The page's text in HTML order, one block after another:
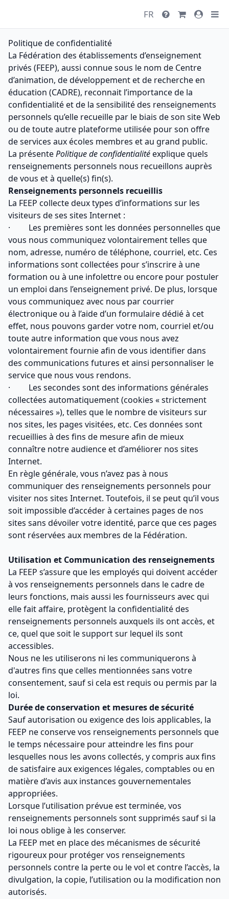
FR
Politique de confidentialité
La Fédération des établissements d’enseignement
privés (FEEP), aussi connue sous le nom de Centre
d’animation, de développement et de recherche en
éducation (CADRE), reconnait l’importance de la
confidentialité et de la sensibilité des renseignements
personnels qu’elle recueille par le biais de son site Web
ou de toute autre plateforme utilisée pour son offre
de services aux écoles membres et au grand public.
La présentePolitique de confidentialitéexplique quels
renseignements personnels nous recueillons auprès
de vous et à quelle(s) fin(s).
Renseignements personnels recueillis
La FEEP collecte deux types d’informations sur les
visiteurs de ses sites Internet :
·
Les premières sont les données personnelles que
vous nous communiquez volontairement telles que
nom, adresse, numéro de téléphone, courriel, etc. Ces
informations sont collectées pour s’inscrire à une
formation ou à une infolettre ou encore pour postuler
un emploi dans l’enseignement privé. De plus, lorsque
vous communiquez avec nous par courrier
électronique ou à l’aide d’un formulaire dédié à cet
effet, nous pouvons garder votre nom, courriel et/ou
toute autre information que vous nous avez
volontairement fournie afin de vous identifier dans
des communications futures et ainsi personnaliser le
service que nous vous rendons.
·
Les secondes sont des informations générales
collectées automatiquement (cookies « strictement
nécessaires »), telles que le nombre de visiteurs sur
nos sites, les pages visitées, etc. Ces données sont
recueillies à des fins de mesure afin de mieux
connaître notre audience et d’améliorer nos sites
Internet.
En règle générale, vous n’avez pas à nous
communiquer des renseignements personnels pour
visiter nos sites Internet. Toutefois, il se peut qu’il vous
soit impossible d’accéder à certaines pages de nos
sites sans dévoiler votre identité, parce que ces pages
sont réservées aux membres de la Fédération.
Utilisation et Communication des renseignements
La FEEP s’assure que les employés qui doivent accéder
à vos renseignements personnels dans le cadre de
leurs fonctions, mais aussi les fournisseurs avec qui
elle fait affaire, protègent la confidentialité des
renseignements personnels auxquels ils ont accès, et
ce, quel que soit le support sur lequel ils sont
accessibles.
Nous ne les utiliserons ni les communiquerons à
d'autres fins que celles mentionnées sans votre
consentement, sauf si cela est requis ou permis par la
loi.
Durée de conservation et mesures de sécurité
Sauf autorisation ou exigence des lois applicables, la
FEEP ne conserve vos renseignements personnels que
le temps nécessaire pour atteindre les fins pour
lesquelles nous les avons collectés, y compris aux fins
de satisfaire aux exigences légales, comptables ou en
matière d’avis aux instances gouvernementales
appropriées.
Lorsque l’utilisation prévue est terminée, vos
renseignements personnels sont supprimés sauf si la
loi nous oblige à les conserver.
La FEEP met en place des mécanismes de sécurité
rigoureux pour protéger vos renseignements
personnels contre la perte ou le vol et contre l’accès, la
divulgation, la copie, l’utilisation ou la modification non
autorisés.